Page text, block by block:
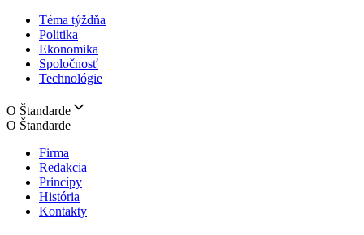
Téma týždňa
Politika
Ekonomika
Spoločnosť
Technológie
O Štandarde
O Štandarde
Firma
Redakcia
Princípy
História
Kontakty